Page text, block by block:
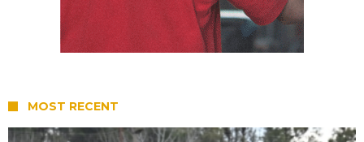
MOST RECENT